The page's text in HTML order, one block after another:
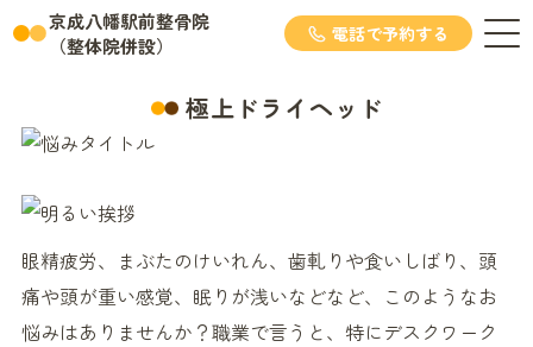
京成八幡駅前整骨院
（整体院併設）
電話で予約する
極上ドライヘッド
眼精疲労、まぶたのけいれん、歯軋りや食いしばり、頭
痛や頭が重い感覚、眠りが浅いなどなど、このようなお
悩みはありませんか？職業で言うと、特にデスクワーク